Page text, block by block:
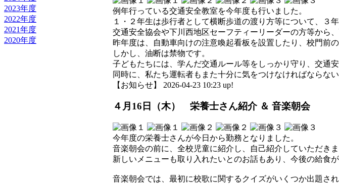
2023年度
2022年度
2021年度
2020年度
例年行っている交通安全教室を今年度も行いました。
１・２年生は歩行者として横断歩道の渡り方等について、３
交通安全協会や下川西地区セーフティーリーダーの方等から
昨年度は、自動車向けの注意喚起看板を設置したり、校門前
しかし、油断は禁物です。
子どもたちには、学んだ交通ルール等をしっかり守り、交通
同時に、私たち運転者もまた十分に気をつけなければならな
【お知らせ】 2026-04-23 10:23 up!
４月16日（木） 栄養士さん紹介 ＆ 音楽朝会
今年度の栄養士さんが今日から勤務となりました。
音楽朝会の前に、全校児童に紹介し、自己紹介していただきま
新しいメニューも取り入れたいとのお話もあり、今後の給食
音楽朝会では、最初に校歌に関するクイズがいくつか出題さ